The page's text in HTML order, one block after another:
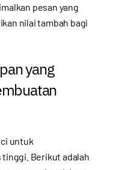
pesan yang
nilai tambah bagi
yang
untuk
Berikut adalah